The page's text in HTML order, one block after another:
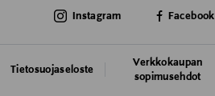
AJANKOHTAISTA
Tietosuojaseloste
Verkkokaupan
sopimusehdot
Instagram Facebook